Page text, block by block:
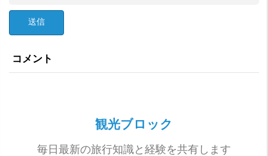
送信
コメント
観光ブロック
毎日最新の旅行知識と経験を共有します